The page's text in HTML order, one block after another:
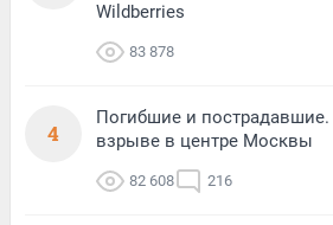
Wildberries
83 878
4
Погибшие и пострадавшие.
взрыве в центре Москвы
82 608 216